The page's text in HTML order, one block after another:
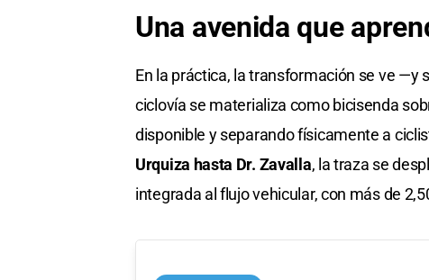
Una avenida que
En la práctica, la transformación se ve —y
ciclovía se materializa como bicisenda
disponible y separando físicamente a
Urquiza hasta Dr. Zavalla, la traza se
integrada al flujo vehicular, con más de